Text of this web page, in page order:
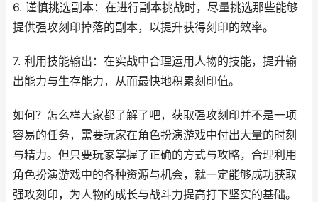
6. 谨慎挑选副本：在进行副本挑战时，尽量挑选那些能够
提供强攻刻印掉落的副本，以提升获得刻印的效率。
7. 利用技能输出：在实战中合理运用人物的技能，提升输
出能力与生存能力，从而最快地积累刻印值。
如何？怎么样大家都了解了吧，获取强攻刻印并不是一项
容易的任务，需要玩家在角色扮演游戏中付出大量的时刻
与精力。但只要玩家掌握了正确的方式与攻略，合理利用
角色扮演游戏中的各种资源与机会，就一定能够成功获取
强攻刻印，为人物的成长与战斗力提高打下坚实的基础。